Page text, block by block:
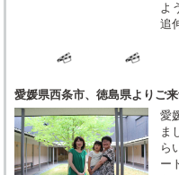
よ
追
愛媛県西条市、徳島県よりご
愛
ま
ら
ー